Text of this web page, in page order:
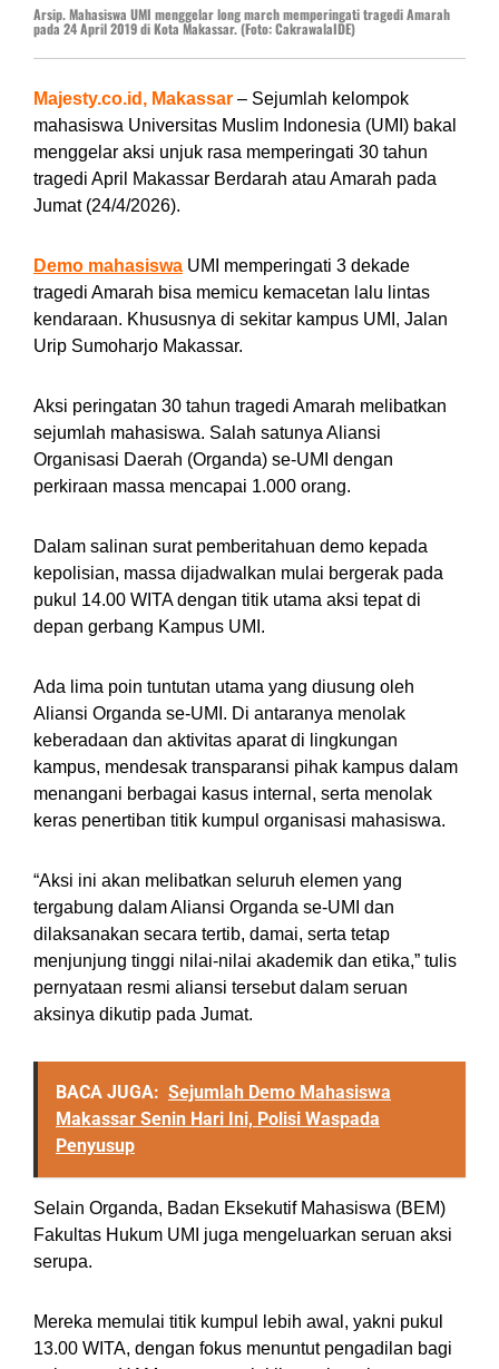
Arsip. Mahasiswa UMI menggelar long march memperingati tragedi Amarah
pada 24 April 2019 di Kota Makassar. (Foto: CakrawalaIDE)
Majesty.co.id, Makassar – Sejumlah kelompok
mahasiswa Universitas Muslim Indonesia (UMI) bakal
menggelar aksi unjuk rasa memperingati 30 tahun
tragedi April Makassar Berdarah atau Amarah pada
Jumat (24/4/2026).
Demo mahasiswa UMI memperingati 3 dekade
tragedi Amarah bisa memicu kemacetan lalu lintas
kendaraan. Khususnya di sekitar kampus UMI, Jalan
Urip Sumoharjo Makassar.
Aksi peringatan 30 tahun tragedi Amarah melibatkan
sejumlah mahasiswa. Salah satunya Aliansi
Organisasi Daerah (Organda) se-UMI dengan
perkiraan massa mencapai 1.000 orang.
Dalam salinan surat pemberitahuan demo kepada
kepolisian, massa dijadwalkan mulai bergerak pada
pukul 14.00 WITA dengan titik utama aksi tepat di
depan gerbang Kampus UMI.
Ada lima poin tuntutan utama yang diusung oleh
Aliansi Organda se-UMI. Di antaranya menolak
keberadaan dan aktivitas aparat di lingkungan
kampus, mendesak transparansi pihak kampus dalam
menangani berbagai kasus internal, serta menolak
keras penertiban titik kumpul organisasi mahasiswa.
“Aksi ini akan melibatkan seluruh elemen yang
tergabung dalam Aliansi Organda se-UMI dan
dilaksanakan secara tertib, damai, serta tetap
menjunjung tinggi nilai-nilai akademik dan etika,” tulis
pernyataan resmi aliansi tersebut dalam seruan
aksinya dikutip pada Jumat.
BACA JUGA: Sejumlah Demo Mahasiswa
Makassar Senin Hari Ini, Polisi Waspada
Penyusup
Selain Organda, Badan Eksekutif Mahasiswa (BEM)
Fakultas Hukum UMI juga mengeluarkan seruan aksi
serupa.
Mereka memulai titik kumpul lebih awal, yakni pukul
13.00 WITA, dengan fokus menuntut pengadilan bagi